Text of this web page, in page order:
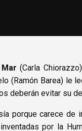
Mar(Carla Chiorazzo)
(Ramón Barea) le
deberán evitar su
porque carece de
por la